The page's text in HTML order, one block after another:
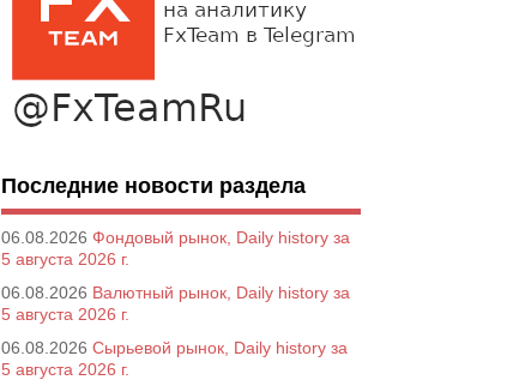
Последние новости раздела
06.08.2026 Фондовый рынок, Daily history за
5 августа 2026 г.
06.08.2026 Валютный рынок, Daily history за
5 августа 2026 г.
06.08.2026 Сырьевой рынок, Daily history за
5 августа 2026 г.